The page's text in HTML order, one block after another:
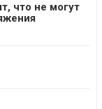
что не могут